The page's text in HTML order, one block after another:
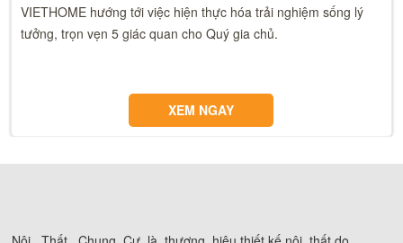
VIETHOME hướng tới việc hiện thực hóa trải nghiệm sống lý
tưởng, trọn vẹn 5 giác quan cho Quý gia chủ.
XEM NGAY